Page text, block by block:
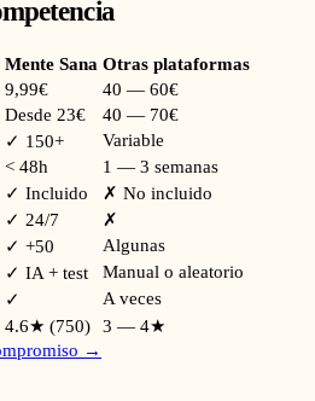
Mente Sana Otras plataformas
9,99€
40 — 60€
Desde 23€
40 — 70€
✓ 150+
Variable
< 48h
1 — 3 semanas
✓ Incluido
✗ No incluido
✓ 24/7
✗
✓ +50
Algunas
✓ IA + test
Manual o aleatorio
✓
A veces
4.6★ (750)
3 — 4★
→